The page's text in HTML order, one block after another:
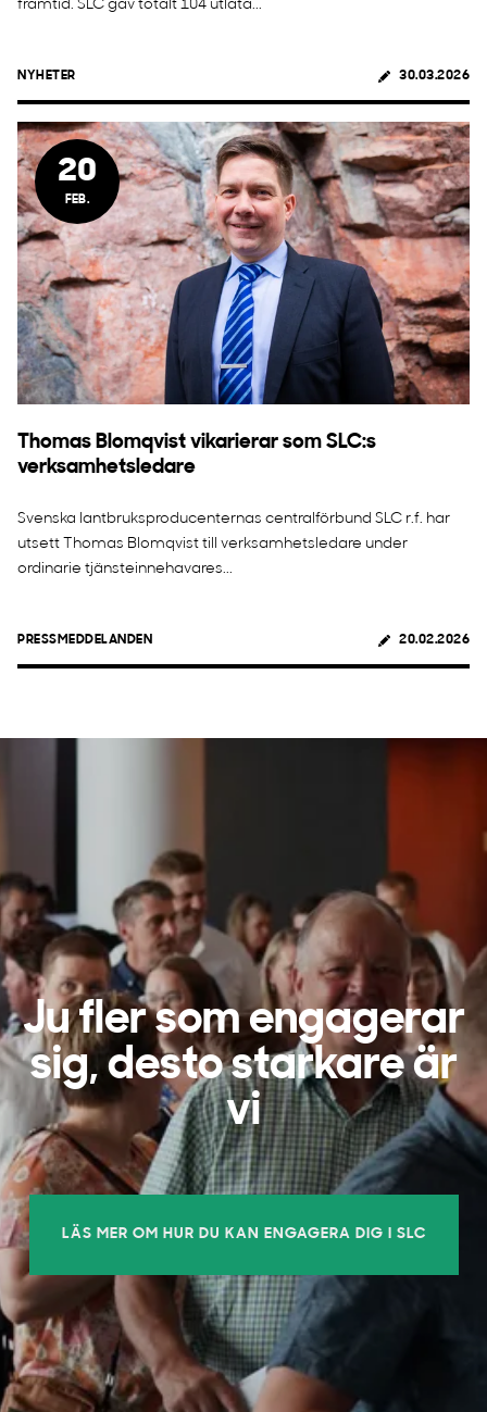
framtid. SLC gav totalt 104 utlåta...
NYHETER 30.03.2026
20
FEB.
Thomas Blomqvist vikarierar som SLC:s
verksamhetsledare
Svenska lantbruksproducenternas centralförbund SLC r.f. har
utsett Thomas Blomqvist till verksamhetsledare under
ordinarie tjänsteinnehavares...
PRESSMEDDELANDEN 20.02.2026
Ju fler som engagerar
sig, desto starkare är
vi
LÄS MER OM HUR DU KAN ENGAGERA DIG I SLC